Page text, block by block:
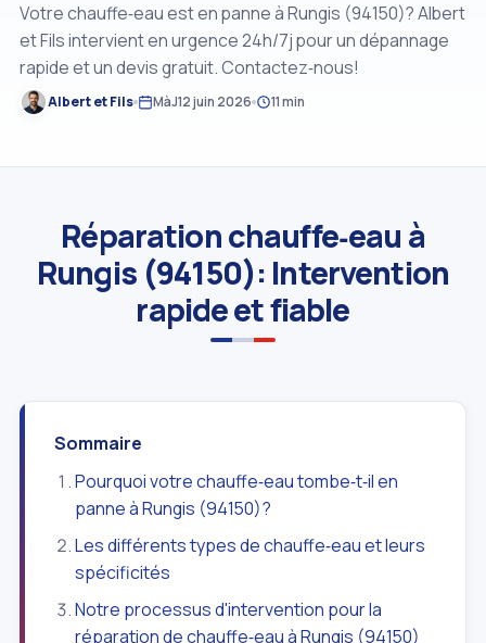
Votre chauffe‑eau est en panne à Rungis (94150)? Albert
et Fils intervient en urgence 24h/7j pour un dépannage
rapide et un devis gratuit. Contactez‑nous!
Albert et Fils MàJ12 juin 2026 11 min
Réparation chauffe‑eau à
Rungis (94150): Intervention
rapide et fiable
Sommaire
Pourquoi votre chauffe‑eau tombe‑t‑il en
panne à Rungis (94150)?
Les différents types de chauffe‑eau et leurs
spécificités
Notre processus d'intervention pour la
réparation de chauffe‑eau à Rungis (94150)